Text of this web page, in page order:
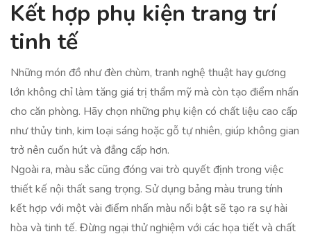
Kết hợp phụ kiện trang trí
tinh tế
Những món đồ như đèn chùm, tranh nghệ thuật hay gương
lớn không chỉ làm tăng giá trị thẩm mỹ mà còn tạo điểm nhấn
cho căn phòng. Hãy chọn những phụ kiện có chất liệu cao cấp
như thủy tinh, kim loại sáng hoặc gỗ tự nhiên, giúp không gian
trở nên cuốn hút và đẳng cấp hơn.
Ngoài ra, màu sắc cũng đóng vai trò quyết định trong việc
thiết kế nội thất sang trọng. Sử dụng bảng màu trung tính
kết hợp với một vài điểm nhấn màu nổi bật sẽ tạo ra sự hài
hòa và tinh tế. Đừng ngại thử nghiệm với các họa tiết và chất